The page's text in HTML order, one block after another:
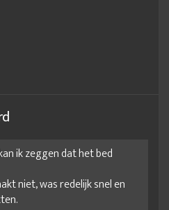
ik zeggen dat het bed
niet, was redelijk snel en